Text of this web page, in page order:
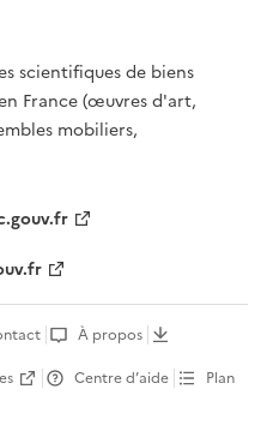
scientifiques de biens
France (œuvres d'art,
mobiliers,
À propos
Centre d’aide
Plan